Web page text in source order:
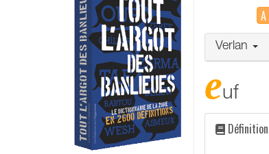
A
Verlan
euf
Définition